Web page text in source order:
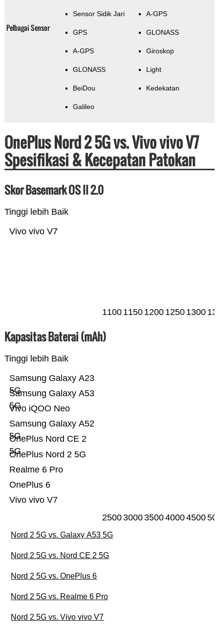
Pelbagai Sensor
Sensor Sidik Jari
GPS
A-GPS
GLONASS
BeiDou
Galileo
A-GPS
GLONASS
Giroskop
Light
Kedekatan
OnePlus Nord 2 5G vs. Vivo vivo V7
Spesifikasi & Kecepatan Patokan
Skor Basemark OS II 2.0
Tinggi lebih Baik
Vivo vivo V7
1100 1150 1200 1250 1300
Kapasitas Baterai (mAh)
Tinggi lebih Baik
Vivo vivo V7
OnePlus 6
Realme 6 Pro
OnePlus Nord 2 5G
OnePlus Nord CE 2
5G
Samsung Galaxy A52
5G
Vivo iQOO Neo
Samsung Galaxy A53
5G
Samsung Galaxy A23
5G
25003000350040004500
Nord 2 5G vs. Galaxy A53 5G
Nord 2 5G vs. Nord CE 2 5G
Nord 2 5G vs. OnePlus 6
Nord 2 5G vs. Realme 6 Pro
Nord 2 5G vs. Vivo vivo V7